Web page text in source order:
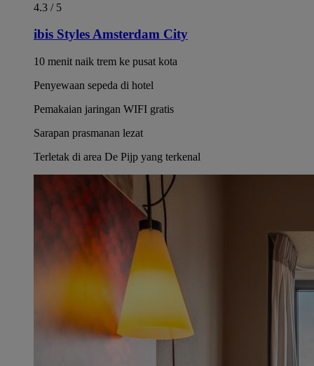
4.3 / 5
ibis Styles Amsterdam City
10 menit naik trem ke pusat kota
Penyewaan sepeda di hotel
Pemakaian jaringan WIFI gratis
Sarapan prasmanan lezat
Terletak di area De Pijp yang terkenal